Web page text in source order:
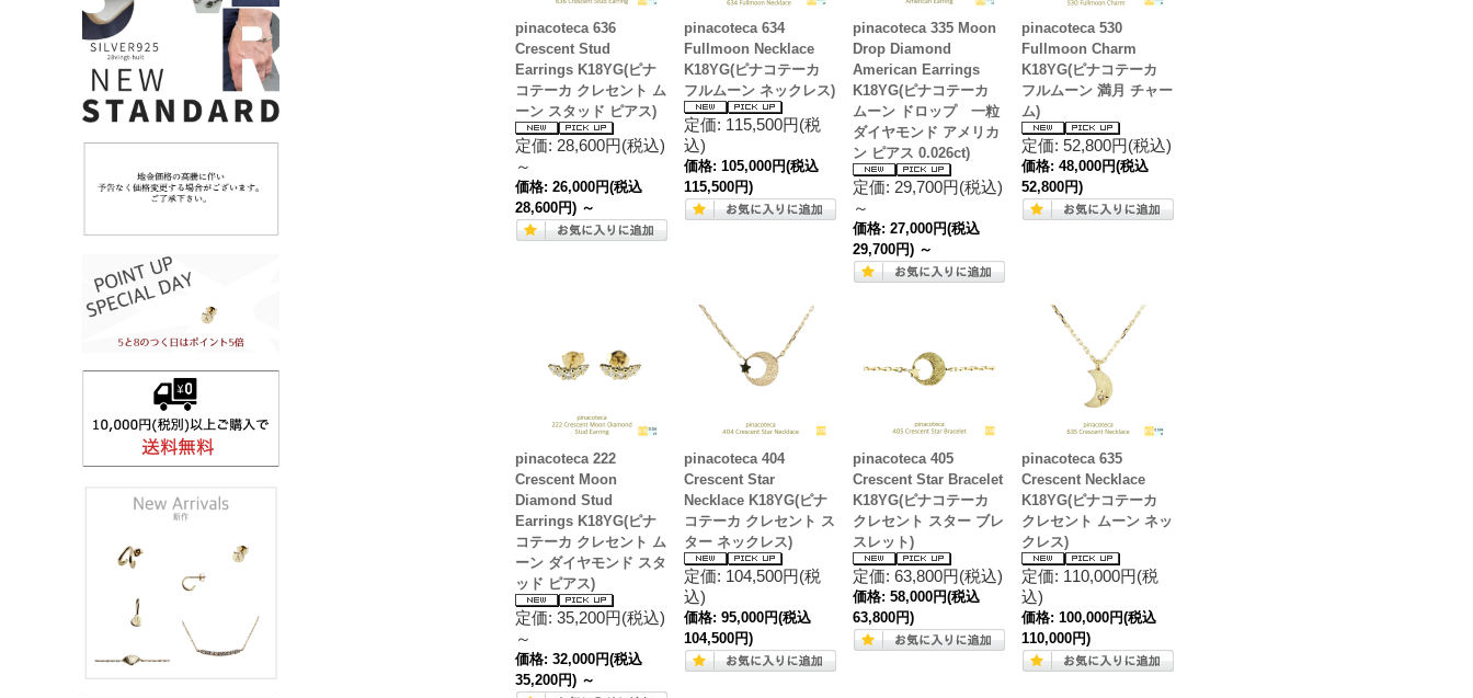
pinacoteca 636
Crescent Stud
Earrings K18YG(ピナ
コテーカ クレセント ム
ーン スタッド ピアス)
定価: 28,600円(税込)
～
価格: 26,000円(税込
28,600円) ～
pinacoteca 634
Fullmoon Necklace
K18YG(ピナコテーカ
フルムーン ネックレス)
定価: 115,500円(税
込)
価格: 105,000円(税込
115,500円)
pinacoteca 335 Moon
Drop Diamond
American Earrings
K18YG(ピナコテーカ
ムーン ドロップ 一粒
ダイヤモンド アメリカ
ン ピアス 0.026ct)
定価: 29,700円(税込)
～
価格: 27,000円(税込
29,700円) ～
pinacoteca 530
Fullmoon Charm
K18YG(ピナコテーカ
フルムーン 満月 チャー
ム)
定価: 52,800円(税込)
価格: 48,000円(税込
52,800円)
pinacoteca 222
Crescent Moon
Diamond Stud
Earrings K18YG(ピナ
コテーカ クレセント ム
ーン ダイヤモンド スタ
ッド ピアス)
定価: 35,200円(税込)
～
価格: 32,000円(税込
35,200円) ～
pinacoteca 404
Crescent Star
Necklace K18YG(ピナ
コテーカ クレセント ス
ター ネックレス)
定価: 104,500円(税
込)
価格: 95,000円(税込
104,500円)
pinacoteca 405
Crescent Star Bracelet
K18YG(ピナコテーカ
クレセント スター ブレ
スレット)
定価: 63,800円(税込)
価格: 58,000円(税込
63,800円)
pinacoteca 635
Crescent Necklace
K18YG(ピナコテーカ
クレセント ムーン ネッ
クレス)
定価: 110,000円(税
込)
価格: 100,000円(税込
110,000円)